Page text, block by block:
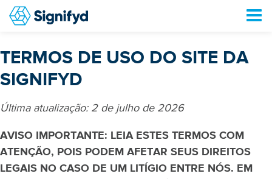
TERMOS DE USO DO SITE DA
SIGNIFYD
Última atualização: 2 de julho de 2026
AVISO IMPORTANTE: LEIA ESTES TERMOS COM
ATENÇÃO, POIS PODEM AFETAR SEUS DIREITOS
LEGAIS NO CASO DE UM LITÍGIO ENTRE NÓS. EM